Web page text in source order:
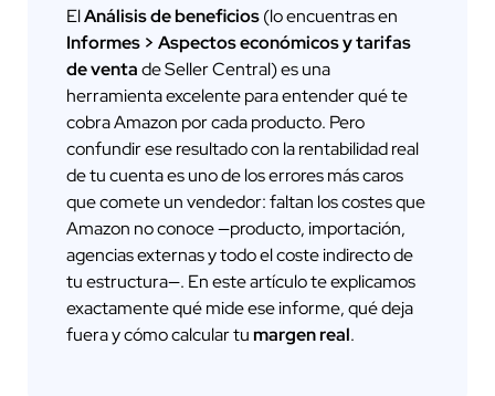
ElAnálisis de beneficios(lo encuentras en
Informes > Aspectos económicos y tarifas
de ventade Seller Central) es una
herramienta excelente para entender qué te
cobra Amazon por cada producto. Pero
confundir ese resultado con la rentabilidad real
de tu cuenta es uno de los errores más caros
que comete un vendedor: faltan los costes que
Amazon no conoce —producto, importación,
agencias externas y todo el coste indirecto de
tu estructura—. En este artículo te explicamos
exactamente qué mide ese informe, qué deja
fuera y cómo calcular tumargen real.